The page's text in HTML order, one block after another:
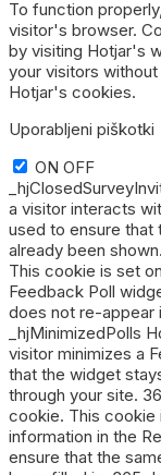
To function
visitor's browser.
by visiting Hotjar's
your visitors
Hotjar's cookies.
Uporabljeni piškotki
ON OFF
a visitor interacts
used to ensure that
already been
This cookie is set
Feedback Poll
does not re-appear
_hjMinimizedPolls
visitor minimizes a
that the widget
through your site.
cookie. This cookie
information in the
ensure that the